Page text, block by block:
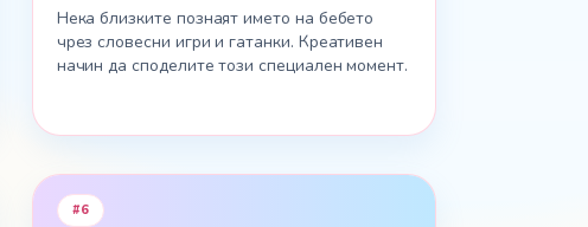
Нека близките познаят името на бебето
чрез словесни игри и гатанки. Креативен
начин да споделите този специален момент.
#6